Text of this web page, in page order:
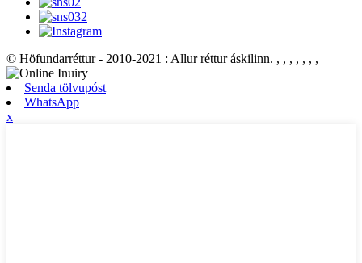
© Höfundarréttur - 2010-2021 : Allur réttur áskilinn. , , , , , , ,
Senda tölvupóst
WhatsApp
x